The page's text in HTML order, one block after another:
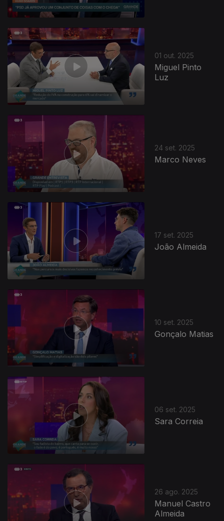
01 out. 2025
Miguel Pinto
Luz
24 set. 2025
Marco Neves
17 set. 2025
João Almeida
10 set. 2025
Gonçalo Matias
06 set. 2025
Sara Correia
26 ago. 2025
Manuel Castro
Almeida
872086